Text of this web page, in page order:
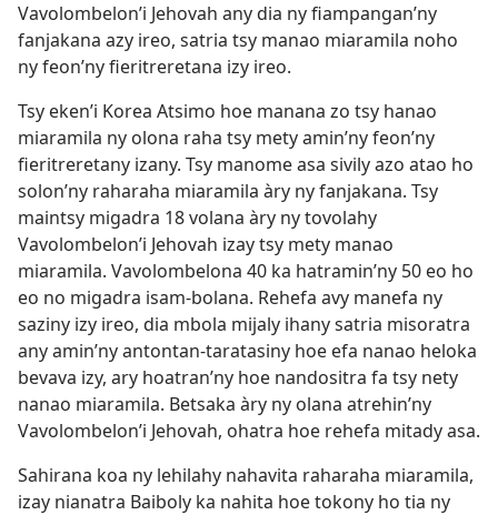
Vavolombelon’i Jehovah any dia ny fiampangan’ny
fanjakana azy ireo, satria tsy manao miaramila noho
ny feon’ny fieritreretana izy ireo.
Tsy eken’i Korea Atsimo hoe manana zo tsy hanao
miaramila ny olona raha tsy mety amin’ny feon’ny
fieritreretany izany. Tsy manome asa sivily azo atao ho
solon’ny raharaha miaramila àry ny fanjakana. Tsy
maintsy migadra 18 volana àry ny tovolahy
Vavolombelon’i Jehovah izay tsy mety manao
miaramila. Vavolombelona 40 ka hatramin’ny 50 eo ho
eo no migadra isam-bolana. Rehefa avy manefa ny
saziny izy ireo, dia mbola mijaly ihany satria misoratra
any amin’ny antontan-taratasiny hoe efa nanao heloka
bevava izy, ary hoatran’ny hoe nandositra fa tsy nety
nanao miaramila. Betsaka àry ny olana atrehin’ny
Vavolombelon’i Jehovah, ohatra hoe rehefa mitady asa.
Sahirana koa ny lehilahy nahavita raharaha miaramila,
izay nianatra Baiboly ka nahita hoe tokony ho tia ny